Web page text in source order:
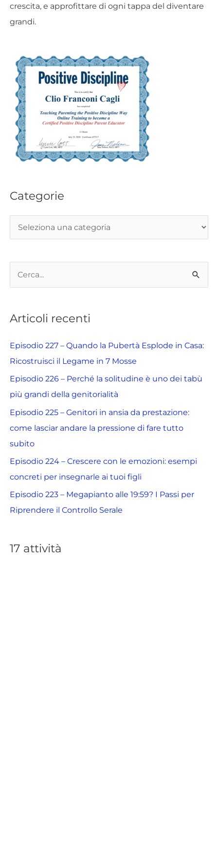
crescita, e approfittare di ogni tappa del diventare
grandi.
Categorie
c
Articoli recenti
Episodio 227 – Quando la Pubertà Esplode in Casa:
Ricostruisci il Legame in 7 Mosse
Episodio 226 – Perché la solitudine è uno dei tabù
più grandi della genitorialità
Episodio 225 – Genitori in ansia da prestazione:
come lasciar andare la pressione di fare tutto
subito
Episodio 224 – Crescere con le emozioni: esempi
concreti per insegnarle ai tuoi figli
Episodio 223 – Megapianto alle 19:59? I Passi per
Riprendere il Controllo Serale
17 attività